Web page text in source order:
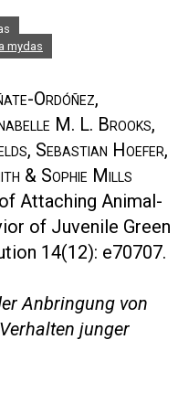
mydas
Ordóñez,
M. L. Brooks,
Sebastian Hoefer,
& Sophie Mills
Attaching Animal-
of Juvenile Green
14(12): e70707.
Anbringung von
junger